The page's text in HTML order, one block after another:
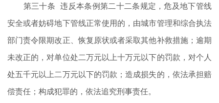
第三十条 违反本条例第二十二条规定，危及地下管线
安全或者妨碍地下管线正常使用的，由城市管理和综合执法
部门责令限期改正、恢复原状或者采取其他补救措施；逾期
未改正的，对单位处二万元以上十万元以下的罚款，对个人
处五千元以上二万元以下的罚款；造成损失的，依法承担赔
偿责任；构成犯罪的，依法追究刑事责任。